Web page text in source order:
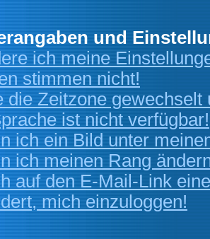
und
ich meine
stimmen nicht!
die Zeitzone
ist nicht verfügbar!
ich ein Bild unter
ich meinen Rang
auf den E-Mail-Link
mich einzuloggen!